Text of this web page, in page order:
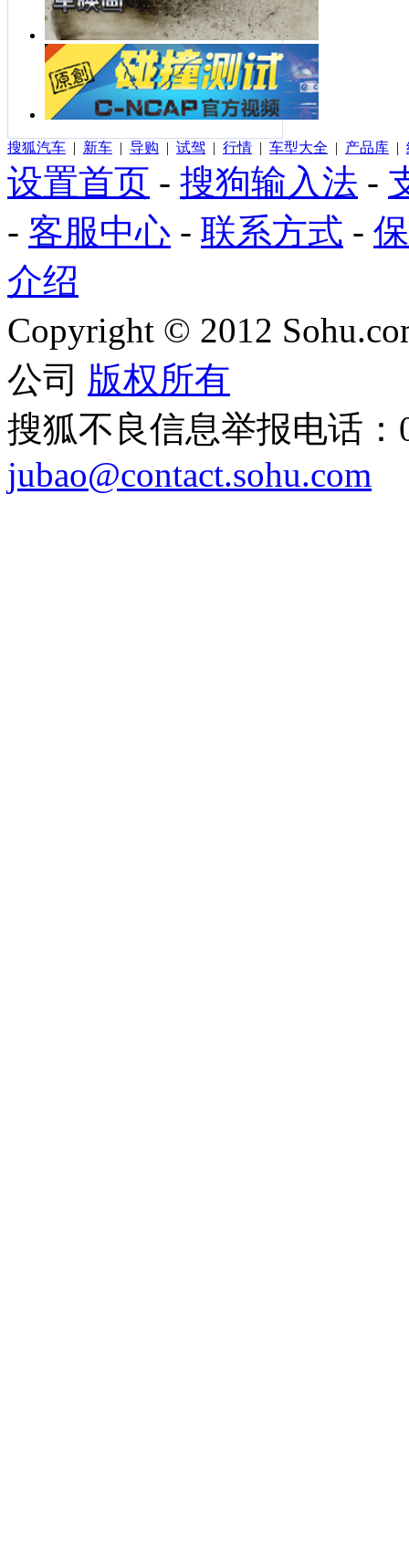
搜狐汽车 | 新车 | 导购 | 试驾 | 行情 | 车型大全 | 产品库 |
设置首页 - 搜狗输入法 -
- 客服中心 - 联系方式 -
介绍
Copyright © 2012
公司 版权所有
搜狐不良信息举报电话：
jubao@contact.sohu.com